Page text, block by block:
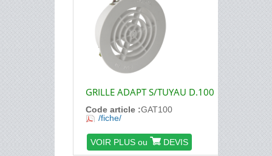
GRILLE ADAPT S/TUYAU D.100
Code article :GAT100
/fiche/
VOIR PLUS ou DEVIS